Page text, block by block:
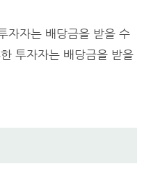
자자는 배당금을 받을 수
투자자는 배당금을 받을